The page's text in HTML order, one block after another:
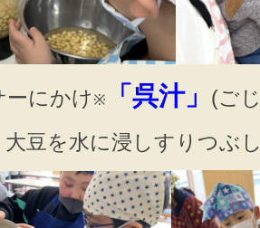
ーにかけ ※ 「 呉汁」
(ご
豆を水に浸しすりつぶ